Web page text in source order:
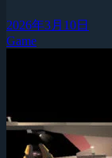
2026年3月10日
Game